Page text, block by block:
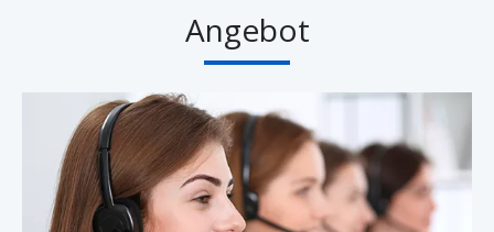
Angebot